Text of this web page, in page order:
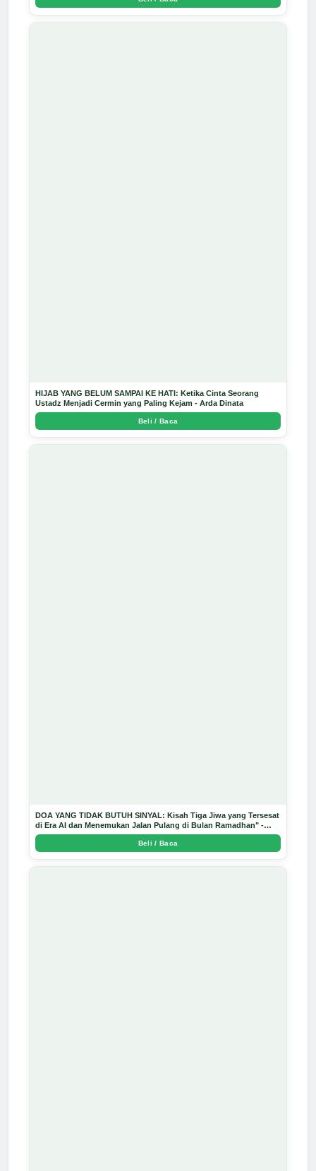
HIJAB YANG BELUM SAMPAI KE HATI: Ketika Cinta Seorang
Ustadz Menjadi Cermin yang Paling Kejam - Arda Dinata
Beli / Baca
DOA YANG TIDAK BUTUH SINYAL: Kisah Tiga Jiwa yang Tersesat
di Era AI dan Menemukan Jalan Pulang di Bulan Ramadhan" -
Arda Dinata
Beli / Baca